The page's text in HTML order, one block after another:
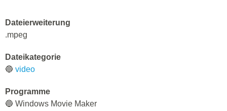
Dateierweiterung
.mpeg
Dateikategorie
🔵 video
Programme
🔵 Windows Movie Maker